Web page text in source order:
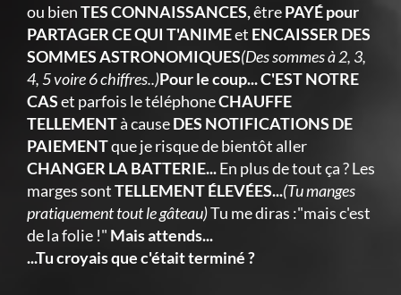
ou bienTES CONNAISSANCES,êtrePAYÉ pour
PARTAGER CE QUI T'ANIMEet ENCAISSER DES
SOMMES ASTRONOMIQUES(Des sommes à 2, 3,
4, 5 voire 6 chiffres..)Pour le coup... C'EST NOTRE
CASet parfois le téléphoneCHAUFFE
TELLEMENTà causeDES NOTIFICATIONS DE
PAIEMENTque je risque de bientôt aller
CHANGER LA BATTERIE...En plus de tout ça ? Les
marges sontTELLEMENT ÉLEVÉES...(Tu manges
pratiquement tout le gâteau)Tu me diras :"mais c'est
de la folie !" Mais attends...
...Tu croyais que c'était terminé ?